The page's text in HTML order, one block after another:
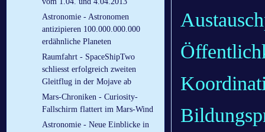
Astronomie - Astronomen
antizipieren 100.000.000.000
erdähnliche Planeten
Raumfahrt - SpaceShipTwo
schliesst erfolgreich zweiten
Gleitflug in der Mojave ab
Mars-Chroniken - Curiosity-
Fallschirm flattert im Mars-Wind
Astronomie - Neue Einblicke in